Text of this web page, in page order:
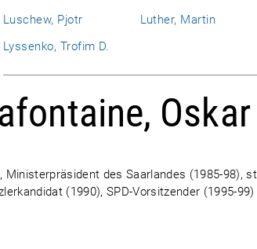
Luschew, Pjotr
Luther, Martin
Lyssenko, Trofim D.
Oskar
Ministerpräsident des Saarlandes (1985-98),
(1990), SPD-Vorsitzender (1995-99)